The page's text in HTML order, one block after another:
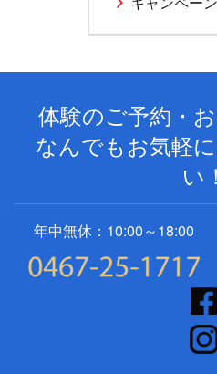
体験のご予約・
なんでもお気軽
い！
年中無休：10:00～18:00